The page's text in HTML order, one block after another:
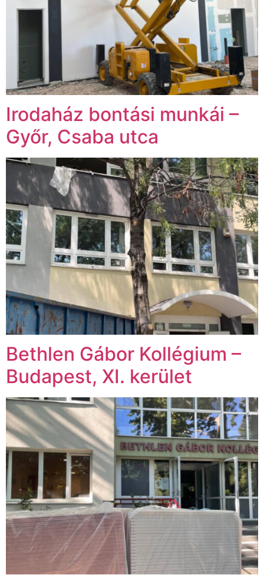
Irodaház bontási munkái –
Győr, Csaba utca
Bethlen Gábor Kollégium –
Budapest, XI. kerület